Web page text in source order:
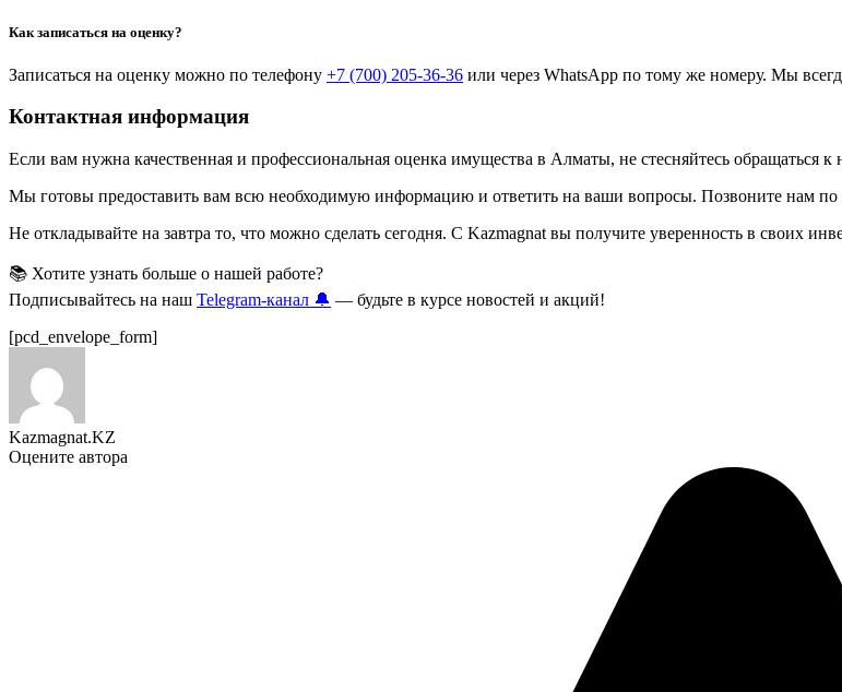
Как записаться на оценку?
Записаться на оценку можно по телефону +7 (700) 205-36-36 или через WhatsApp по тому же номеру. Мы
Контактная информация
Если вам нужна качественная и профессиональная оценка имущества в Алматы, не стесняйтесь
Мы готовы предоставить вам всю необходимую информацию и ответить на ваши вопросы. Позвоните нам по
Не откладывайте на завтра то, что можно сделать сегодня. С Kazmagnat вы получите уверенность в своих
📚 Хотите узнать больше о нашей работе?
Подписывайтесь на наш Telegram-канал 🔔 — будьте в курсе новостей и акций!
[pcd_envelope_form]
Kazmagnat.KZ
Оцените автора